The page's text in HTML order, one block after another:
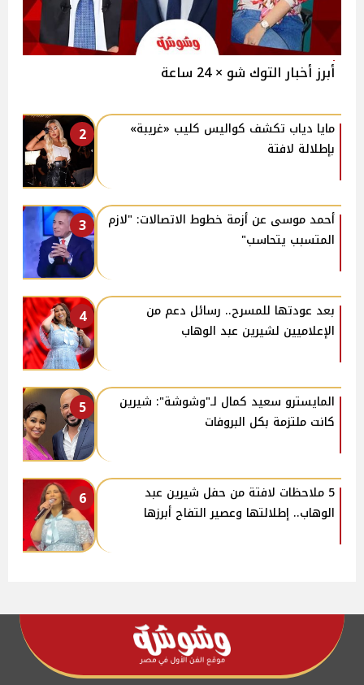
أبرز أخبار التوك شو × 24 ساعة
2
مايا دياب تكشف كواليس كليب «غريبة»
بإطلالة لافتة
3
أحمد موسى عن أزمة خطوط الاتصالات: "لازم
المتسبب يتحاسب"
4
بعد عودتها للمسرح.. رسائل دعم من
الإعلاميين لشيرين عبد الوهاب
5
المايسترو سعيد كمال لـ"وشوشة": شيرين
كانت ملتزمة بكل البروفات
6
5 ملاحظات لافتة من حفل شيرين عبد
الوهاب.. إطلالتها وعصير التفاح أبرزها